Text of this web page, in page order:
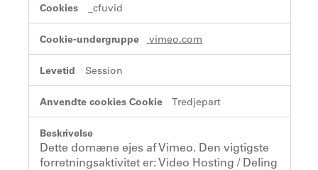
_cfuvid
vimeo.com
Session
Tredjepart
Dette domæne ejes af Vimeo. Den vigtigste
forretningsaktivitet er: Video Hosting / Deling